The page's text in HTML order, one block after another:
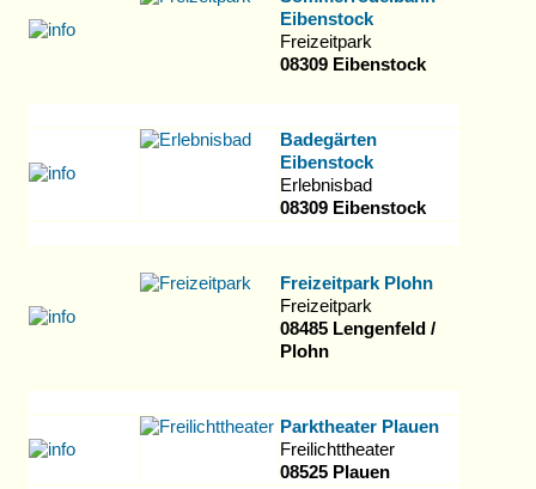
Eibenstock
Freizeitpark
08309 Eibenstock
Badegärten
Eibenstock
Erlebnisbad
08309 Eibenstock
Freizeitpark Plohn
Freizeitpark
08485 Lengenfeld /
Plohn
Parktheater Plauen
Freilichttheater
08525 Plauen